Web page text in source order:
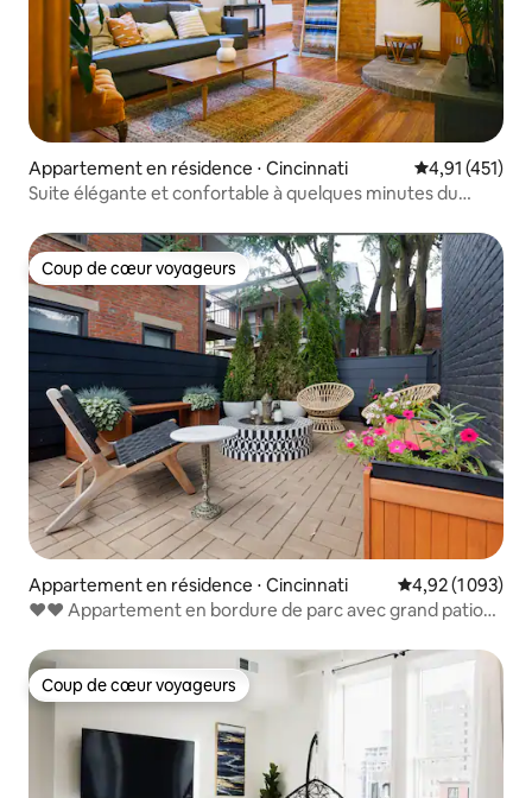
Appartement en résidence ⋅ Cincinnati Évaluation
4,91 (451)
Suite élégante et confortable à quelques minutes du
Coup de cœur voyageurs
Coup de cœur voyageurs
Appartement en résidence ⋅ Cincinnati Évaluation
4,92 (1 093)
♥♥ Appartement en bordure de parc avec grand patio
Coup de cœur voyageurs
Coup de cœur voyageurs